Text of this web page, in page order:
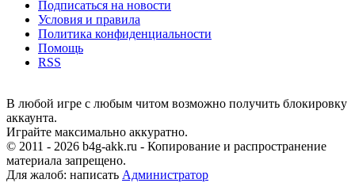
Подписаться на новости
Условия и правила
Политика конфиденциальности
Помощь
RSS
В любой игре с любым читом возможно получить блокировку
аккаунта.
Играйте максимально аккуратно.
© 2011 - 2026 b4g-akk.ru - Копирование и распространение
материала запрещено.
Для жалоб: написать Администратор